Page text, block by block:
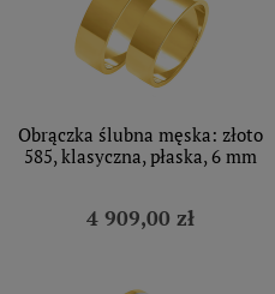
Obrączka ślubna męska: złoto
585, klasyczna, płaska, 6 mm
4 909,00 zł